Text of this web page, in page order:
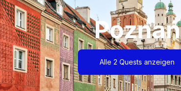
Poznań
Alle 2 Quests anzeigen